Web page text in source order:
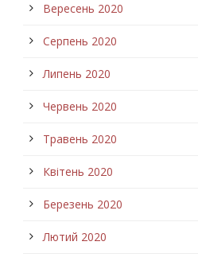
Вересень 2020
Серпень 2020
Липень 2020
Червень 2020
Травень 2020
Квітень 2020
Березень 2020
Лютий 2020